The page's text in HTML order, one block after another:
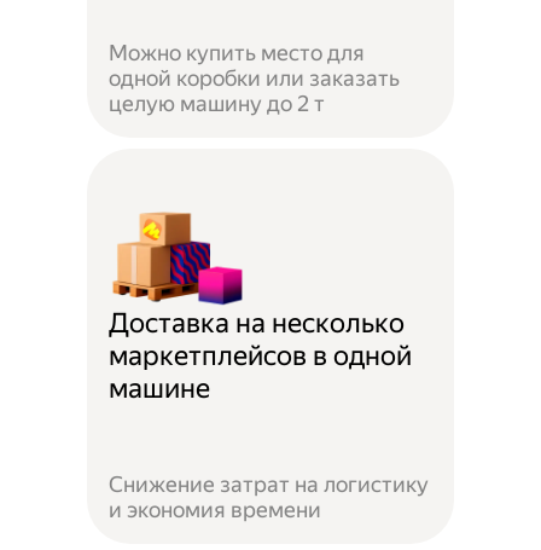
Можно купить место для
одной коробки или заказать
целую машину до 2 т
Доставка на несколько
маркетплейсов в одной
машине
Снижение затрат на логистику
и экономия времени